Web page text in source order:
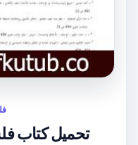
تحميل كتاب